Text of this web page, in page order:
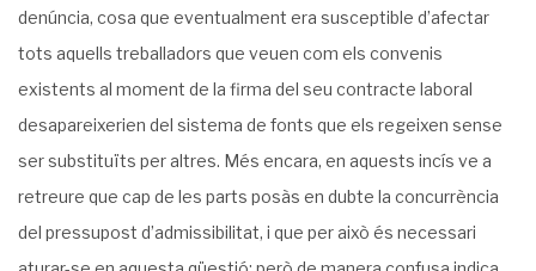
denúncia, cosa que eventualment era susceptible d’afectar
tots aquells treballadors que veuen com els convenis
existents al moment de la firma del seu contracte laboral
desapareixerien del sistema de fonts que els regeixen sense
ser substituïts per altres. Més encara, en aquests incís ve a
retreure que cap de les parts posàs en dubte la concurrència
del pressupost d’admissibilitat, i que per això és necessari